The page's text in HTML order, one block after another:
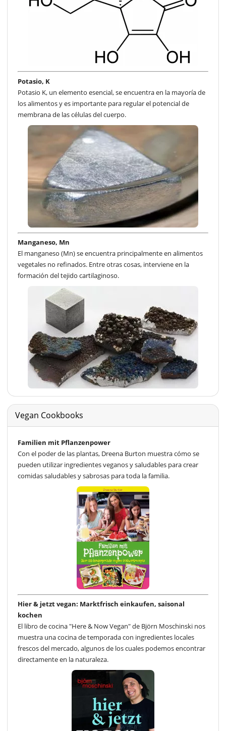
Potasio, K
Potasio K, un elemento esencial, se encuentra en la mayoría de
los alimentos y es importante para regular el potencial de
membrana de las células del cuerpo.
Manganeso, Mn
El manganeso (Mn) se encuentra principalmente en alimentos
vegetales no refinados. Entre otras cosas, interviene en la
formación del tejido cartilaginoso.
Vegan Cookbooks
Familien mit Pflanzenpower
Con el poder de las plantas, Dreena Burton muestra cómo se
pueden utilizar ingredientes veganos y saludables para crear
comidas saludables y sabrosas para toda la familia.
Hier & jetzt vegan: Marktfrisch einkaufen, saisonal
kochen
El libro de cocina "Here & Now Vegan" de Björn Moschinski nos
muestra una cocina de temporada con ingredientes locales
frescos del mercado, algunos de los cuales podemos encontrar
directamente en la naturaleza.